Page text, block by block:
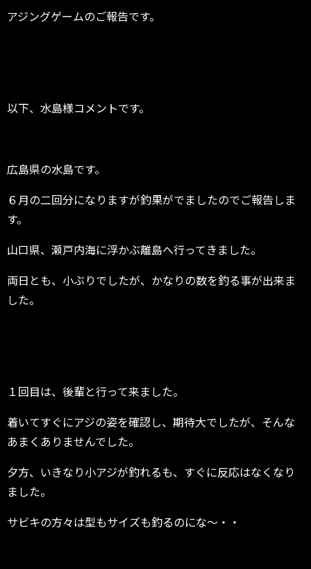
アジングゲームのご報告です。
以下、水島様コメントです。
広島県の水島です。
６月の二回分になりますが釣果がでましたのでご報告しま
す。
山口県、瀬戸内海に浮かぶ離島へ行ってきました。
両日とも、小ぶりでしたが、かなりの数を釣る事が出来ま
した。
１回目は、後輩と行って来ました。
着いてすぐにアジの姿を確認し、期待大でしたが、そんな
あまくありませんでした。
夕方、いきなり小アジが釣れるも、すぐに反応はなくなり
ました。
サビキの方々は型もサイズも釣るのにな～・・